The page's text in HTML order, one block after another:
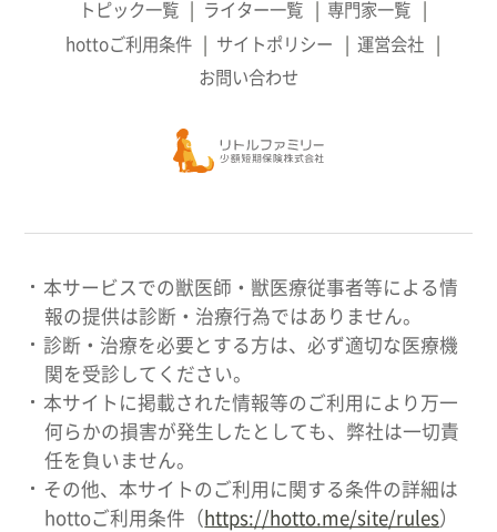
トピック一覧 ライター一覧
専門家一覧
hottoご利用条件
サイトポリシー
運営会社
お問い合わせ
本サービスでの獣医師・獣医療従事者等による情
報の提供は診断・治療行為ではありません。
診断・治療を必要とする方は、必ず適切な医療機
関を受診してください。
本サイトに掲載された情報等のご利用により万一
何らかの損害が発生したとしても、弊社は一切責
任を負いません。
その他、本サイトのご利用に関する条件の詳細は
hottoご利用条件（ https://hotto.me/site/rules）